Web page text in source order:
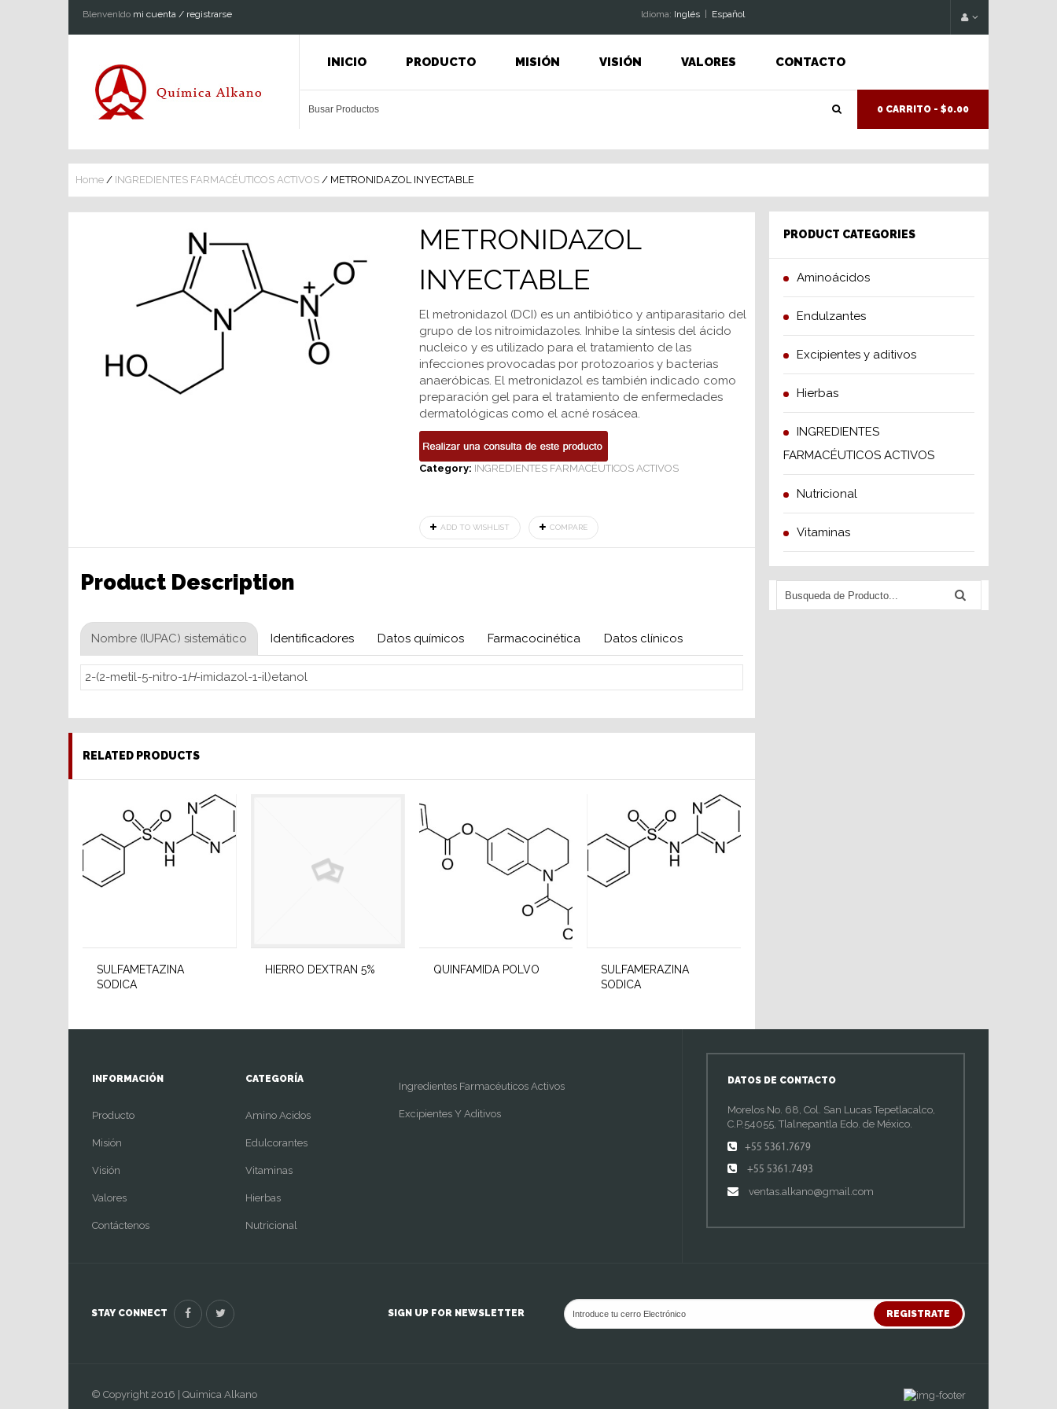
Blenvenldo mi cuenta / registrarse ldioma: Inglés| Espaňol
INICIO PRODUCTO MISIÓN VISIÓN VALORES CONTACTO
0 CARRITO - $0.00
Home / INGREDIENTES FARMACÉUTICOS ACTIVOS / METRONIDAZOL INYECTABLE
METRONIDAZOL
INYECTABLE
El metronidazol (DCI) es un antibiótico y antiparasitario del
grupo de los nitroimidazoles. Inhibe la síntesis del ácido
nucleico y es utilizado para el tratamiento de las
infecciones provocadas por protozoarios y bacterias
anaeróbicas. El metronidazol es también indicado como
preparación gel para el tratamiento de enfermedades
dermatológicas como el acné rosácea.
Category: INGREDIENTES FARMACÉUTICOS ACTIVOS
ADD TO WISHLIST COMPARE
Product Description
Nombre (IUPAC) sistemático Identificadores Datos químicos Farmacocinética Datos clínicos
2-(2-metil-5-nitro-1H-imidazol-1-il)etanol
RELATED PRODUCTS
SULFAMETAZINA
SODICA
HIERRO DEXTRAN 5% QUINFAMIDA POLVO
SULFAMERAZINA
SODICA
PRODUCT CATEGORIES
Aminoácidos
Endulzantes
Excipientes y aditivos
Hierbas
INGREDIENTES
FARMACÉUTICOS ACTIVOS
Nutricional
Vitaminas
INFORMACIÓN
Producto
Misión
Visión
Valores
Contáctenos
CATEGORÍA
Amino Acidos
Edulcorantes
Vitaminas
Hierbas
Nutricional
Ingredientes Farmacéuticos Activos
Excipientes Y Aditivos
DATOS DE CONTACTO
Morelos No. 68, Col. San Lucas Tepetlacalco,
C.P.54055, Tlalnepantla Edo. de México.
+55 5361.7679
+55 5361.7493
ventas.alkano@gmail.com
STAY CONNECT SIGN UP FOR NEWSLETTER REGISTRATE
© Copyright 2016 | Quimica Alkano